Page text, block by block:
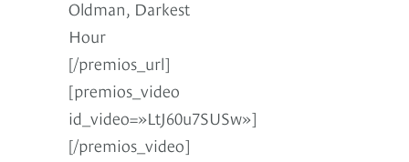
Oldman, Darkest
Hour
[/premios_url]
[premios_video
id_video=»LtJ60u7SUSw»]
[/premios_video]